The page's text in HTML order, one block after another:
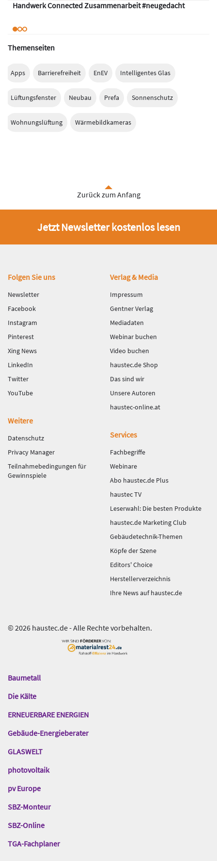
Handwerk Connected Zusammenarbeit #neugedacht
Themenseiten
Apps Barrierefreiheit EnEV Intelligentes Glas
Lüftungsfenster Neubau Prefa Sonnenschutz
Wohnungslüftung Wärmebildkameras
Zurück zum Anfang
Jetzt Newsletter kostenlos lesen
Fußbereich
Folgen Sie uns
Newsletter
Facebook
Instagram
Pinterest
Xing News
LinkedIn
Twitter
YouTube
Verlag & Media
Impressum
Gentner Verlag
Mediadaten
Webinar buchen
Video buchen
haustec.de Shop
Das sind wir
Unsere Autoren
haustec-online.at
Weitere
Datenschutz
Privacy Manager
Teilnahmebedingungen für
Gewinnspiele
Services
Fachbegriffe
Webinare
Abo haustec.de Plus
haustec TV
Leserwahl: Die besten Produkte
haustec.de Marketing Club
Gebäudetechnik-Themen
Köpfe der Szene
Editors' Choice
Herstellerverzeichnis
Ihre News auf haustec.de
© 2026 haustec.de - Alle Rechte vorbehalten.
Das
Gentner
Baumetall
Die Kälte
ERNEUERBARE ENERGIEN
Gebäude-Energieberater
GLASWELT
photovoltaik
pv Europe
SBZ-Monteur
SBZ-Online
TGA-Fachplaner